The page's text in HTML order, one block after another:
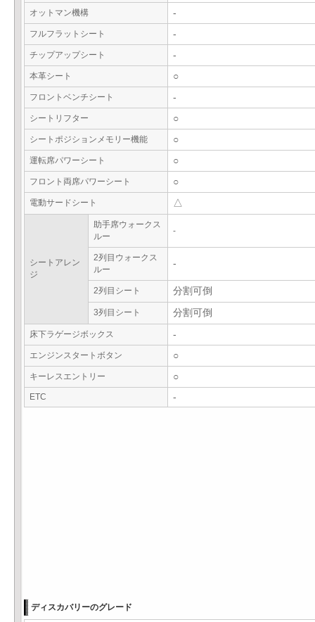
オットマン機構 -
フルフラットシート -
チップアップシート -
本革シート ○
フロントベンチシート -
シートリフター ○
シートポジションメモリー機能 ○
運転席パワーシート ○
フロント両席パワーシート ○
電動サードシート △
シートアレン
ジ
助手席ウォークス
ルー
-
2列目ウォークス
ルー
-
2列目シート 分割可倒
3列目シート 分割可倒
床下ラゲージボックス -
エンジンスタートボタン ○
キーレスエントリー ○
ETC -
ディスカバリーのグレード